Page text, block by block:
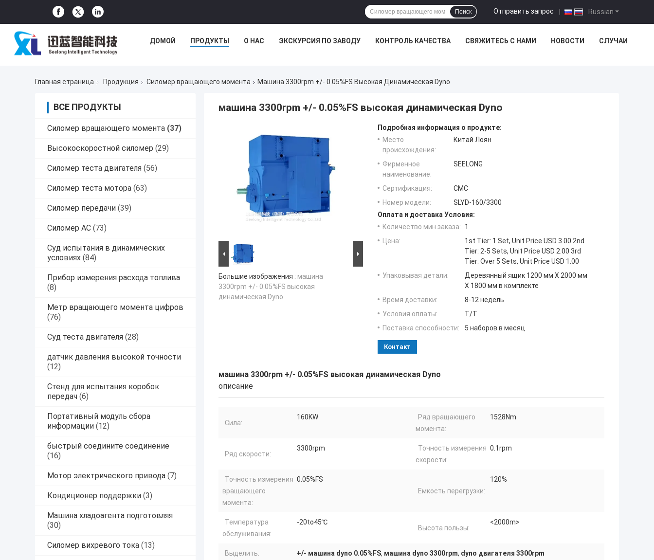
Russian
Отправить запрос |
Поиск
ДОМОЙ ПРОДУКТЫ О НАС ЭКСКУРСИЯ ПО ЗАВОДУ КОНТРОЛЬ КАЧЕСТВА СВЯЖИТЕСЬ С НАМИ НОВОСТИ СЛУЧАИ
Главная страница Продукция Силомер вращающего момента Машина 3300rpm +/- 0.05%FS Высокая Динамическая Dyno
ВСЕ ПРОДУКТЫ
Силомер вращающего момента (37)
Высокоскоростной силомер (29)
Силомер теста двигателя (56)
Силомер теста мотора (63)
Силомер передачи (39)
Силомер AC (73)
Суд испытания в динамических
условиях (84)
Прибор измерения расхода топлива
(8)
Метр вращающего момента цифров
(76)
Суд теста двигателя (28)
датчик давления высокой точности
(12)
Стенд для испытания коробок
передач (6)
Портативный модуль сбора
информации (12)
быстрый соедините соединение
(16)
Мотор электрического привода (7)
Кондиционер поддержки (3)
Машина хладоагента подготовляя
(30)
Силомер вихревого тока (13)
машина 3300rpm +/- 0.05%FS высокая динамическая Dyno
Большие изображения : машина
3300rpm +/- 0.05%FS высокая
динамическая Dyno
Подробная информация о продукте:
Место
происхождения:
Китай Лоян
Фирменное
наименование:
SEELONG
Сертификация:
CMC
Номер модели:
SLYD-160/3300
Оплата и доставка Условия:
Количество мин заказа:
1
Цена:
1st Tier: 1 Set, Unit Price USD 3.00 2nd
Tier: 2-5 Sets, Unit Price USD 2.00 3rd
Tier: Over 5 Sets, Unit Price USD 1.00
Упаковывая детали:
Деревянный ящик 1200 мм X 2000 мм
X 1800 мм в комплекте
Время доставки:
8-12 недель
Условия оплаты:
T/T
Поставка способности:
5 наборов в месяц
Контакт
машина 3300rpm +/- 0.05%FS высокая динамическая Dyno
описание
Сила:
160KW
Ряд вращающего
момента:
1528Nm
Ряд скорости:
3300rpm
Точность измерения
скорости:
0.1rpm
Точность измерения
вращающего
момента:
0.05%FS
Емкость перегрузки:
120%
Температура
обслуживания:
-20to45℃
Высота пользы:
<2000m>
Выделить: +/- машина dyno 0.05%FS, машина dyno 3300rpm, dyno двигателя 3300rpm